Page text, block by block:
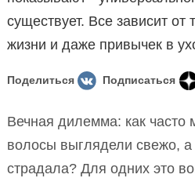
существует. Все зависит от
жизни и даже привычек в
Поделиться Подписаться
Вечная дилемма: как часто
волосы выглядели свежо,
страдала? Для одних это